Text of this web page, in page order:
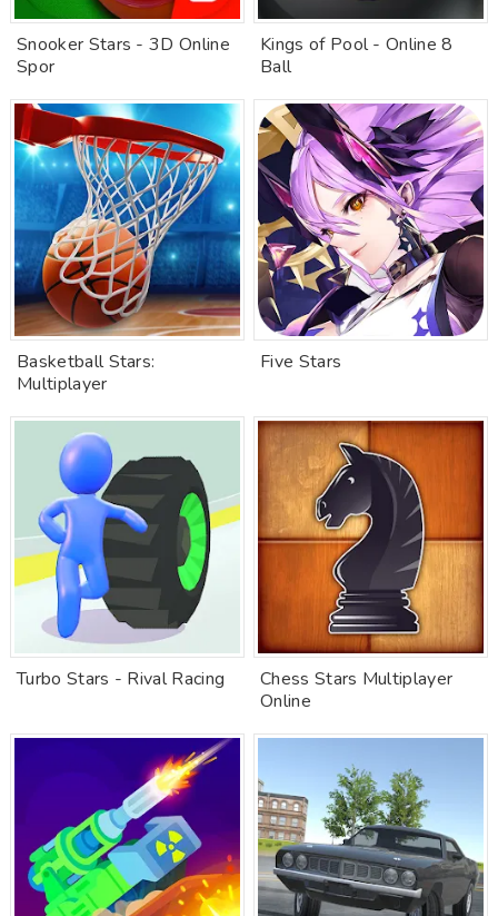
Snooker Stars - 3D Online
Spor
Kings of Pool - Online 8
Ball
Basketball Stars:
Multiplayer
Five Stars
Turbo Stars - Rival Racing
Chess Stars Multiplayer
Online